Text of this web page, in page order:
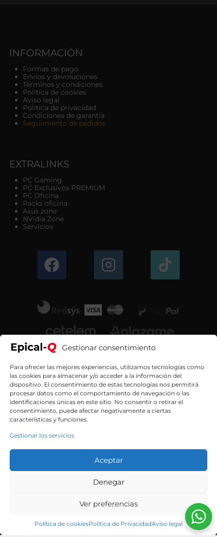
Gestionar consentimiento
Para ofrecer las mejores experiencias, utilizamos tecnologías como
las cookies para almacenar y/o acceder a la información del
dispositivo. El consentimiento de estas tecnologías nos permitirá
procesar datos como el comportamiento de navegación o las
identificaciones únicas en este sitio. No consentir o retirar el
consentimiento, puede afectar negativamente a ciertas
características y funciones.
Gestionar los servicios
Aceptar
Denegar
Ver preferencias
Política de cookiesPolítica de PrivacidadAviso legal
INFORMACIÓN
Formas de pago
Envíos y devoluciones
Términos y condiciones
Política de cookies
Aviso legal
Política de privacidad
Condiciones de garantía
Seguimiento de pedidos
EXTRALINKS
PC Gaming
PC Exclusivos PREMIUM
PC Oficina
Packs oficina
Asus zone
NVidia Zone
Servicios
Contacta con nosotros
Digimax On Line, SL CIF B73045270 – Avda. Región Murciana,